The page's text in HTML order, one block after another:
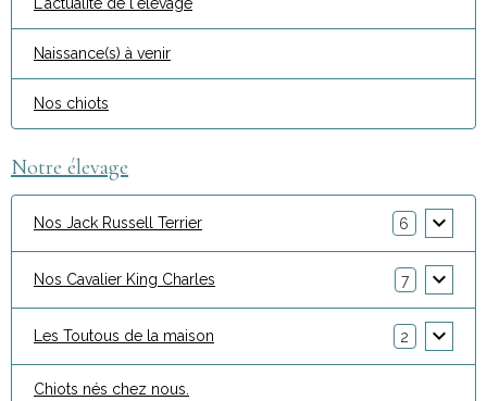
Naissance(s) à venir
Nos chiots
Notre élevage
Nos Jack Russell Terrier 6
Nos Cavalier King Charles 7
Les Toutous de la maison 2
Chiots nés chez nous.